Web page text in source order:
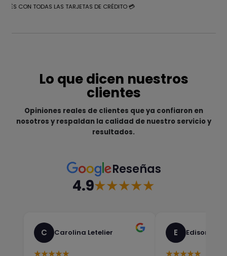
CON TODAS LAS TARJETAS DE CRÉDITO 💳
Lo que dicen nuestros
clientes
Opiniones reales de clientes que ya confiaron en
nosotros y respaldan la calidad de nuestro servicio y
resultados.
Reseñas
4.9★★★★★
C Carolina Letelier
★★★★★
E Edison
★★★★★